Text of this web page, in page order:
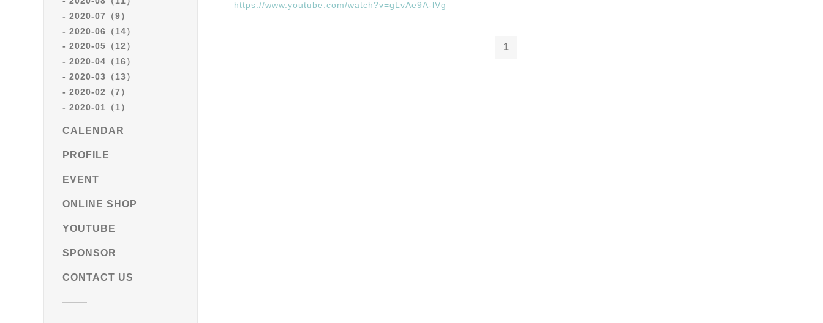
2020-07（9）
2020-06（14）
2020-05（12）
2020-04（16）
2020-03（13）
2020-02（7）
2020-01（1）
CALENDAR
PROFILE
EVENT
ONLINE SHOP
YOUTUBE
SPONSOR
CONTACT US
https://www.youtube.com/watch?v=gLvAe9A-lVg
1